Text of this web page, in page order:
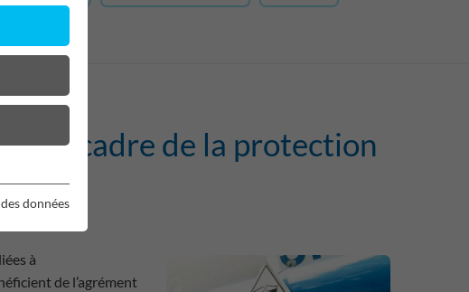
le cadre de la protection
à
de l’agrément
données